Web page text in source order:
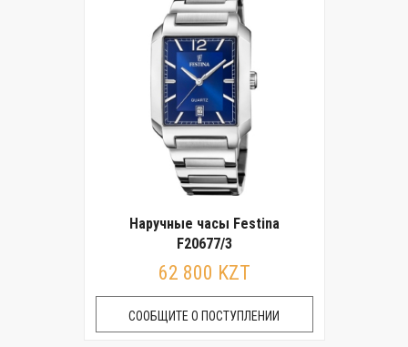
Наручные часы Festina
F20677/3
62 800 KZT
СООБЩИТЕ О ПОСТУПЛЕНИИ